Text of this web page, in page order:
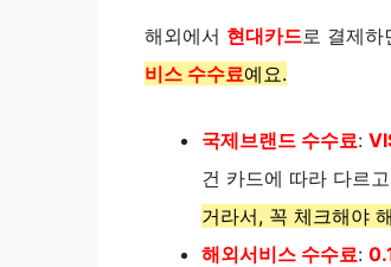
해외에서 현대카드로 결제
비스 수수료예요.
국제브랜드 수수료:
건 카드에 따라 다르
거라서, 꼭 체크해야
해외서비스 수수료: